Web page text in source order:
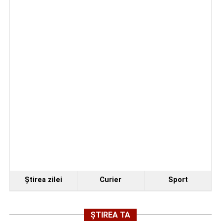
Ştirea zilei Curier Sport
ȘTIREA TA